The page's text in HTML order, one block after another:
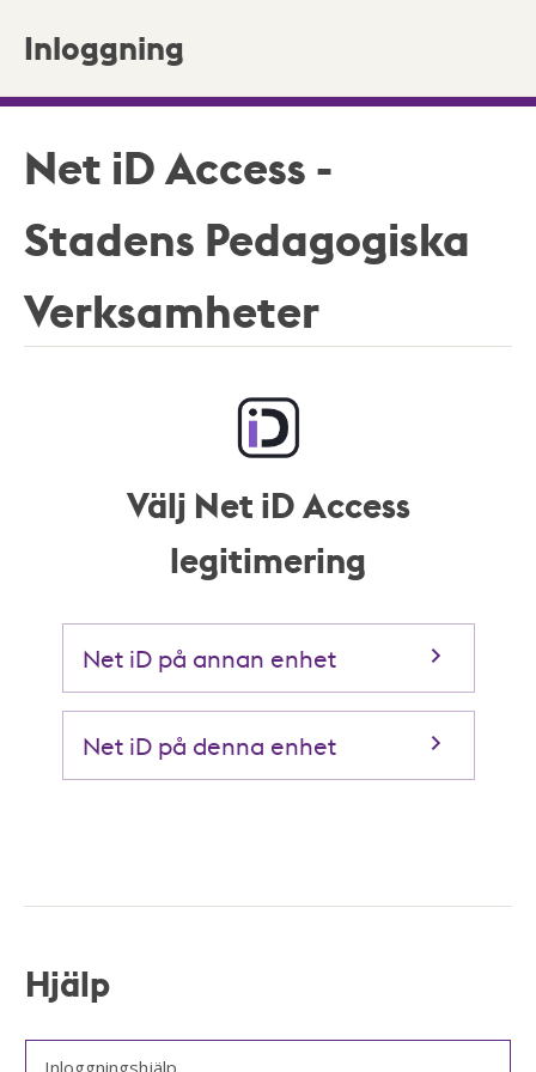
Inloggning
Net iD Access -
Stadens Pedagogiska
Verksamheter
Välj Net iD Access
legitimering
Net iD på annan enhet
Net iD på denna enhet
Hjälp